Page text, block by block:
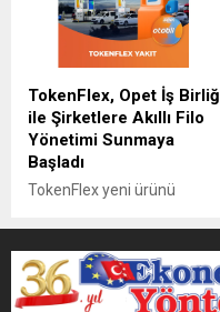
TokenFlex, Opet İş
ile Şirketlere Akıllı Filo
Yönetimi Sunmaya
Başladı
TokenFlex yeni ürünü
birliği kapsamında Opet
Akıllı Filo Yönetim Sistemi
Otobil’in satışına aracılık
ederek, şirketlerin akaryakıt